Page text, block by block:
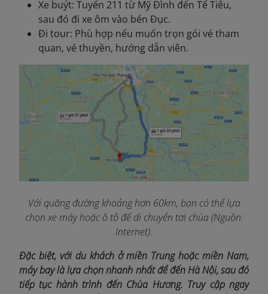
Xe buýt: Tuyến 211 từ Mỹ Đình đến Tế Tiêu,
sau đó đi xe ôm vào bến Đục.
Đi tour: Phù hợp nếu muốn trọn gói vé tham
quan, vé thuyền, hướng dẫn viên.
Với quãng đường khoảng hơn 60km, bạn có thể lựa
chọn xe máy hoặc ô tô để di chuyển tơi chùa (Nguồn:
Internet).
Đặc biệt, với du khách ở miền Trung hoặc miền Nam,
máy bay là lựa chọn nhanh nhất để đến Hà Nội, sau đó
tiếp tục hành trình đến Chùa Hương. Truy cập ngay